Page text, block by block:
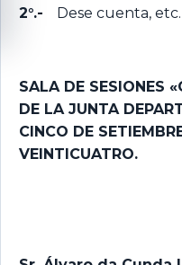
2°.- Dese cuenta, etc.
SALA DE SESIONES
DE LA JUNTA
CINCO DE
VEINTICUATRO.